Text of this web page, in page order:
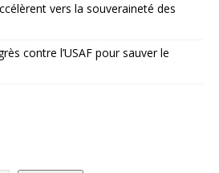
vers la souveraineté des
contre l’USAF pour sauver le